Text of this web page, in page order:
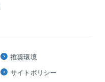
推奨環境
サイトポリシー